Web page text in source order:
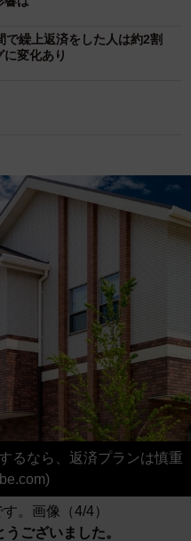
変化あり
るなら、返済プランは慎重
。画像（4/4）
うございました。
る